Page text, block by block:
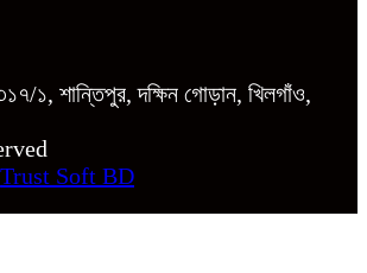
১, শান্তিপুর, দক্ষিন গোড়ান, খিলগাঁও,
Trust Soft BD